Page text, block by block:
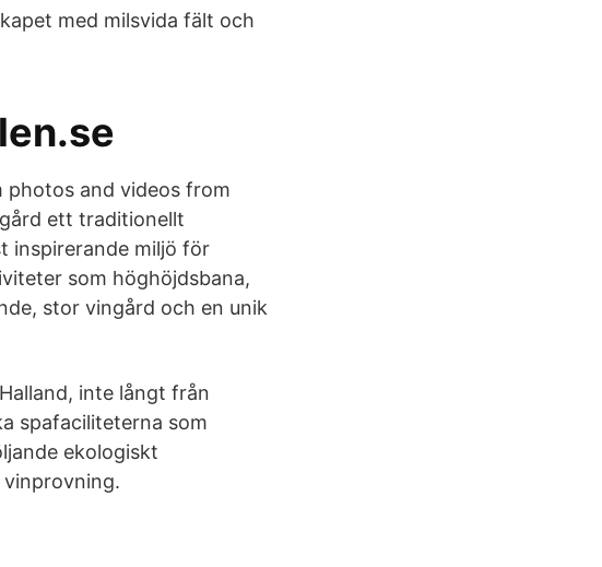
med milsvida fält och
photos and videos from
ett traditionellt
inspirerande miljö för
som höghöjdsbana,
stor vingård och en unik
inte långt från
spafaciliteterna som
ekologiskt
vinprovning.